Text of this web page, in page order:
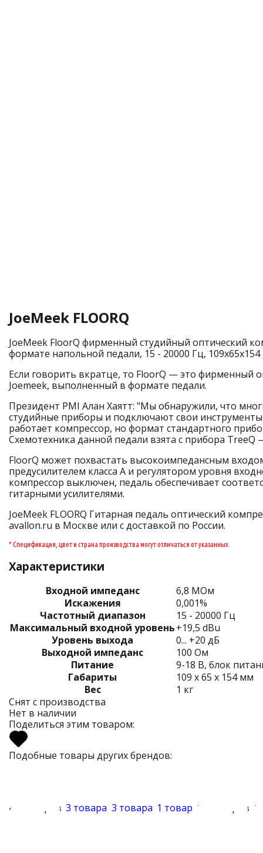
JoeMeek FLOORQ
JoeMeek FloorQ фирменный студийный оптический
формате напольной педали, 15 - 20000 Гц, 109х65х154
Если говорить вкратце, то FloorQ — это фирменный
Joemeek, выполненный в формате педали.
Президент PMI Алан Хаятт: "Мы обнаружили, что
студийные приборы и подключают свои
работает компрессор, но формат стандартного
Схемотехника данной педали взята с прибора TreeQ
FloorQ может похвастать высокоимпедансным
предусилителем класса А и регулятором уровня
компрессор выключен, педаль обеспечивает
гитарными усилителями.
JoeMeek FLOORQ Гитарная педаль оптический
avallon.ru в Москве или с доставкой по России.
* Спецификация, цвет и страна производства могут отличаться от указанных.
Характеристики
Входной импеданс
6,8 МОм
Искажения
0,001%
Частотный диапазон
15 - 20000 Гц
Максимальный входной уровень+19,5 dBu
Уровень выхода
0... +20 дБ
Выходной импеданс
100 Ом
Питание
9-18 В, блок
Габариты
109 х 65 х 154 мм
Вес
1 кг
Снят с производства
Нет в наличии
Поделиться этим товаром:
Подобные товары других брендов:
47 товаров 3 товара 3 товара 1 товар 10 товаров